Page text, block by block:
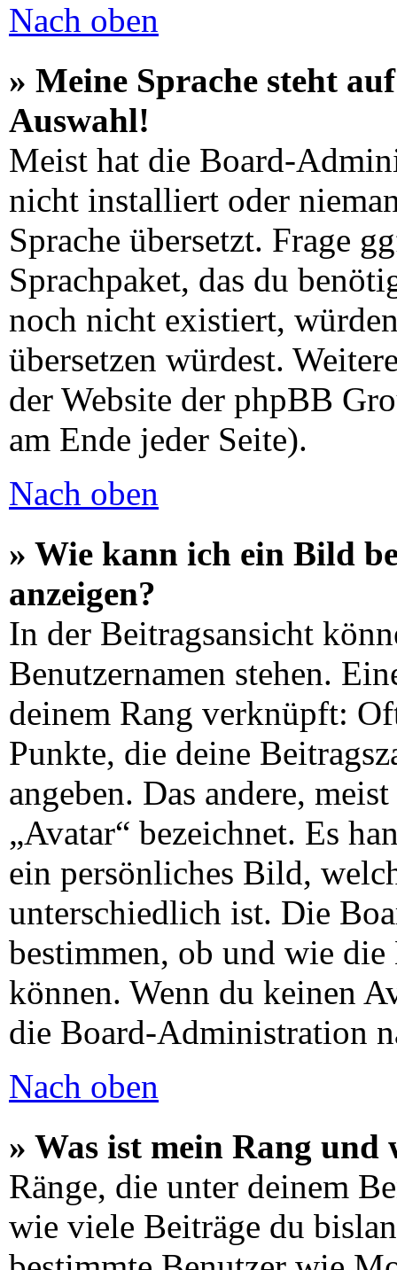
Nach oben
» Meine Sprache steht
Auswahl!
Meist hat die Board-
nicht installiert oder
Sprache übersetzt. Frage
Sprachpaket, das du
noch nicht existiert,
übersetzen würdest.
der Website der phpBB
am Ende jeder Seite).
Nach oben
» Wie kann ich ein Bild
anzeigen?
In der Beitragsansicht
Benutzernamen stehen.
deinem Rang verknüpft:
Punkte, die deine
angeben. Das andere,
„Avatar“ bezeichnet. Es
ein persönliches Bild,
unterschiedlich ist. Die
bestimmen, ob und wie die
können. Wenn du keinen
die Board-Administration
Nach oben
» Was ist mein Rang
Ränge, die unter deinem
wie viele Beiträge du